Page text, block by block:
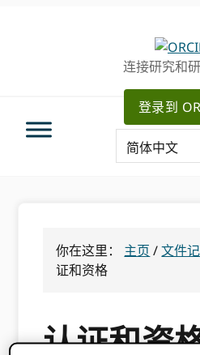
连接研究和
登录到
你在这里： 主页 /文件
证和资格
认证和资